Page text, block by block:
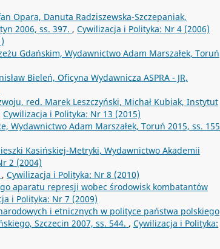
Opara, Danuta Radziszewska-Szczepaniak,
2006, ss. 397. , Cywilizacja i Polityka: Nr 4 (2006)
Gdańskim, Wydawnictwo Adam Marszałek, Toruń
Bieleń, Oficyna Wydawnicza ASPRA - JR,
red. Marek Leszczyński, Michał Kubiak, Instytut
Cywilizacja i Polityka: Nr 13 (2015)
Wydawnictwo Adam Marszałek, Toruń 2015, ss. 155
Kasińskiej-Metryki, Wydawnictwo Akademii
2 (2004)
, Cywilizacja i Polityka: Nr 8 (2010)
aparatu represji wobec środowisk kombatantów
i Polityka: Nr 7 (2009)
i etnicznych w polityce państwa polskiego
Szczecin 2007, ss. 544. , Cywilizacja i Polityka: